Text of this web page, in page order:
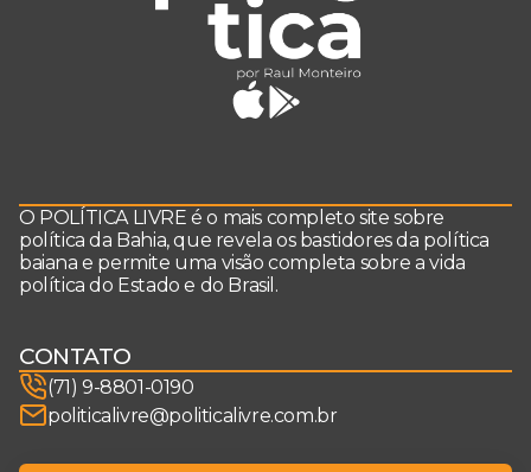
O POLÍTICA LIVRE é o mais completo site sobre
política da Bahia, que revela os bastidores da política
baiana e permite uma visão completa sobre a vida
política do Estado e do Brasil.
CONTATO
(71) 9-8801-0190
politicalivre@politicalivre.com.br